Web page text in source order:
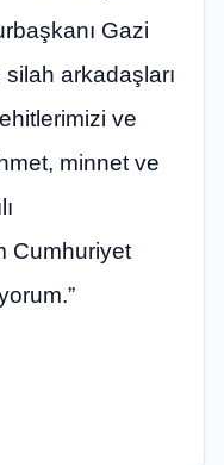
Gazi
arkadaşları
ve
minnet ve
Cumhuriyet